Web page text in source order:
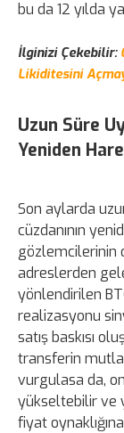
bu da 12 yılda
İlginizi Çekebilir:
Likiditesini
Uzun Süre
Yeniden
Son aylarda
cüzdanının
gözlemcilerinin
adreslerden
yönlendirilen
realizasyonu
satış baskısı
transferin
vurgulasa da,
yükseltebilir ve
fiyat